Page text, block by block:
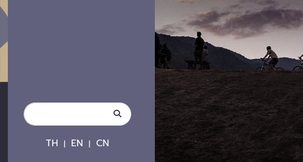
TH | EN | CN